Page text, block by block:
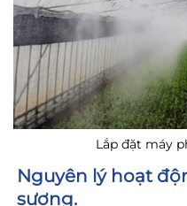
Lắp đặt máy
Nguyên lý hoạt
sương.